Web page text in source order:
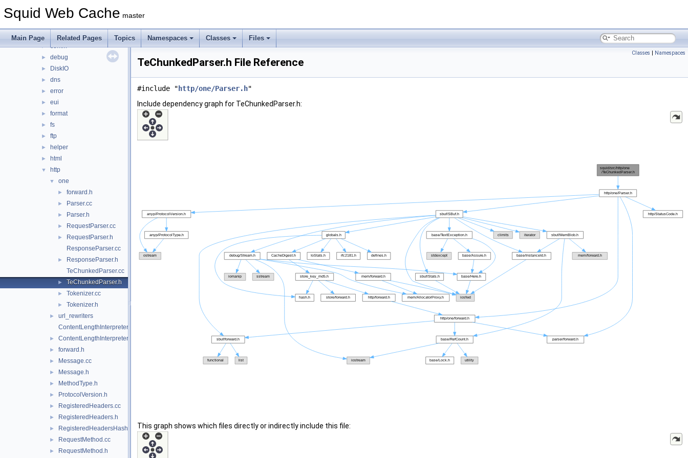
Squid Web Cache master
Main Page Related Pages Topics Namespaces Classes Files
► auth
clients
► comm
► debug
► DiskIO
► dns
► error
► eui
► format
► fs
► ftp
► helper
► html
▼ http
▼ one
► forward.h
► Parser.cc
► Parser.h
► RequestParser.cc
►
RequestParser.h
ResponseParser.cc
►
ResponseParser.h
TeChunkedParser.cc
► TeChunkedParser.h
► Tokenizer.cc
► Tokenizer.h
►
url_rewriters
ContentLengthInterpreter.cc
► ContentLengthInterpreter.h
► forward.h
► Message.cc
► Message.h
► MethodType.h
► ProtocolVersion.h
► RegisteredHeaders.cc
► RegisteredHeaders.h
► RegisteredHeadersHash.cci
► RequestMethod.cc
► RequestMethod.h
Classes | Namespaces
TeChunkedParser.h File Reference
#include " http/one/Parser.h"
Include dependency graph for TeChunkedParser.h:
This graph shows which files directly or indirectly include this file: